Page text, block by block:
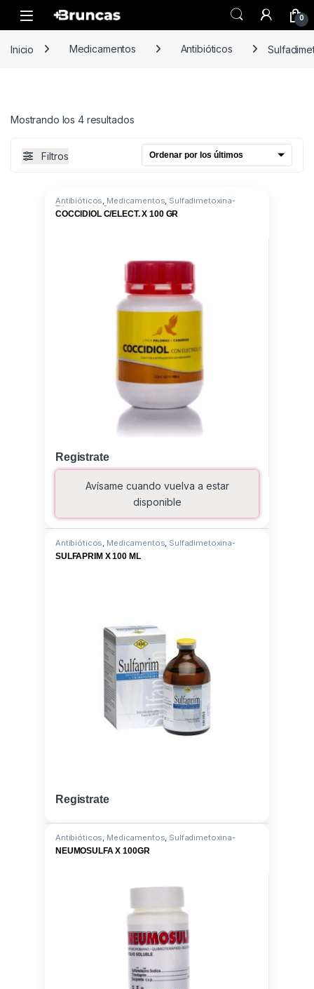
Skip to navigation
Skip to content
0
Inicio Medicamentos Antibióticos
Mostrando los 4 resultadosOrdenado por los últimos
Filtros
Antibióticos, Medicamentos, Sulfadimetoxina-
Trimetoprin-S
COCCIDIOL C/ELECT. X 100 GR
Registrate
Avísame cuando vuelva a estar
disponible
Antibióticos, Medicamentos, Sulfadimetoxina-
Trimetoprin-S
SULFAPRIM X 100 ML
Registrate
Antibióticos, Medicamentos, Sulfadimetoxina-
Trimetoprin-S
NEUMOSULFA X 100GR